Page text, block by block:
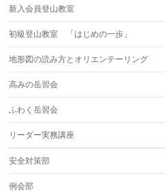
新入会員登山教室
初級登山教室 「はじめの一歩」
地形図の読み方とオリエンテーリング
高みの岳習会
ふわく岳習会
リーダー実務講座
安全対策部
例会部